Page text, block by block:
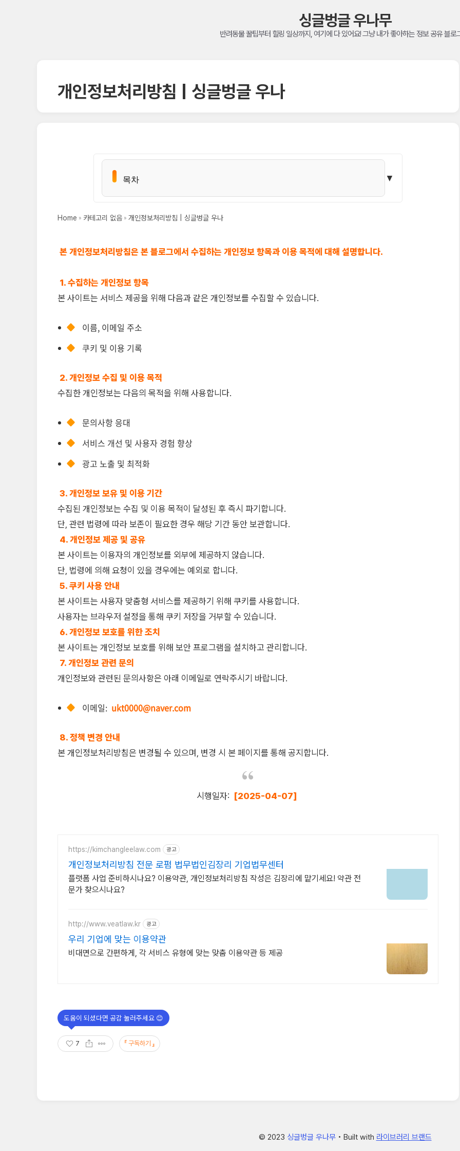
싱글벙글 우나무
반려동물 꿀팁부터 힐링 일상까지, 여기에 다 있어요! 그냥 내가 좋아하는 정보 공유 블
개인정보처리방침 | 싱글벙글 우나
목차 ▼
Home
카테고리 없음 개인정보처리방침 | 싱글벙글 우나
본 개인정보처리방침은 본 블로그에서 수집하는 개인정보 항목과 이용 목적에 대해 설명합니다.
1. 수집하는 개인정보 항목
본 사이트는 서비스 제공을 위해 다음과 같은 개인정보를 수집할 수 있습니다.
이름, 이메일 주소
쿠키 및 이용 기록
2. 개인정보 수집 및 이용 목적
수집한 개인정보는 다음의 목적을 위해 사용합니다.
문의사항 응대
서비스 개선 및 사용자 경험 향상
광고 노출 및 최적화
3. 개인정보 보유 및 이용 기간
수집된 개인정보는 수집 및 이용 목적이 달성된 후 즉시 파기합니다.
단, 관련 법령에 따라 보존이 필요한 경우 해당 기간 동안 보관합니다.
4. 개인정보 제공 및 공유
본 사이트는 이용자의 개인정보를 외부에 제공하지 않습니다.
단, 법령에 의해 요청이 있을 경우에는 예외로 합니다.
5. 쿠키 사용 안내
본 사이트는 사용자 맞춤형 서비스를 제공하기 위해 쿠키를 사용합니다.
사용자는 브라우저 설정을 통해 쿠키 저장을 거부할 수 있습니다.
6. 개인정보 보호를 위한 조치
본 사이트는 개인정보 보호를 위해 보안 프로그램을 설치하고 관리합니다.
7. 개인정보 관련 문의
개인정보와 관련된 문의사항은 아래 이메일로 연락주시기 바랍니다.
이메일: ukt0000@naver.com
8. 정책 변경 안내
본 개인정보처리방침은 변경될 수 있으며, 변경 시 본 페이지를 통해 공지합니다.
시행일자: [2025-04-07]
https://kimchangleelaw.com 광고
개인정보처리방침 전문 로펌 법무법인김장리 기업법무센터
플랫폼 사업 준비하시나요? 이용약관, 개인정보처리방침 작성은 김장리에 맡기세요! 약관 전
문가 찾으시나요?
http://www.veatlaw.kr 광고
우리 기업에 맞는 이용약관
비대면으로 간편하게, 각 서비스 유형에 맞는 맞춤 이용약관 등 제공
7 구독하기
© 2023 싱글벙글 우나무• Built with 라이브러리 브랜드